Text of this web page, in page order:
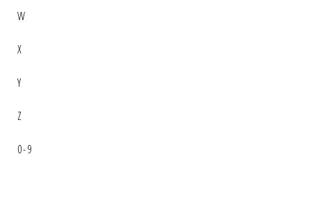
W
X
Y
Z
0-9